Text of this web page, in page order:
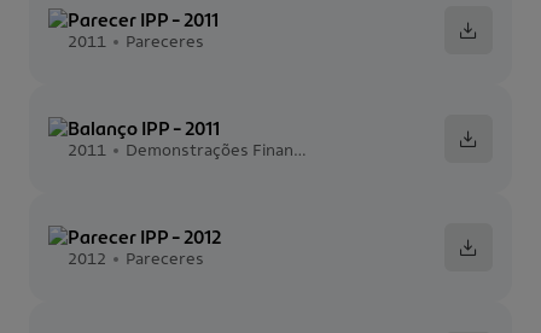
Parecer IPP - 2011
2011 Pareceres
Balanço IPP - 2011
2011 Demonstrações Financeiras
Parecer IPP - 2012
2012 Pareceres